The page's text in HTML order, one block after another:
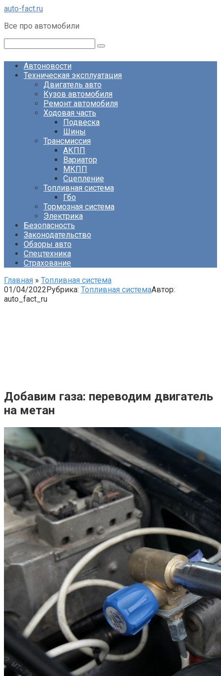
Перейти
контенту
auto-fact.ru
Все про автомобили
Автоновости
Техническая эксплуатация
Двигатель авто
Кузов автомобиля
Ремонт автомобиля
Ходовая часть
Подвеска
Шины
Трансмиссия
АКПП
Вариатор
МКПП
Сцепление
Топливная система
Гбо
Тормозная система
Электрика
Безопасность
Законодательство
Обзоры авто
Спецтехника
Страхование
Главная » Топливная система
01/04/2022Рубрика: Топливная системаАвтор:
auto_fact_ru
Добавим газа: переводим двигатель
на метан